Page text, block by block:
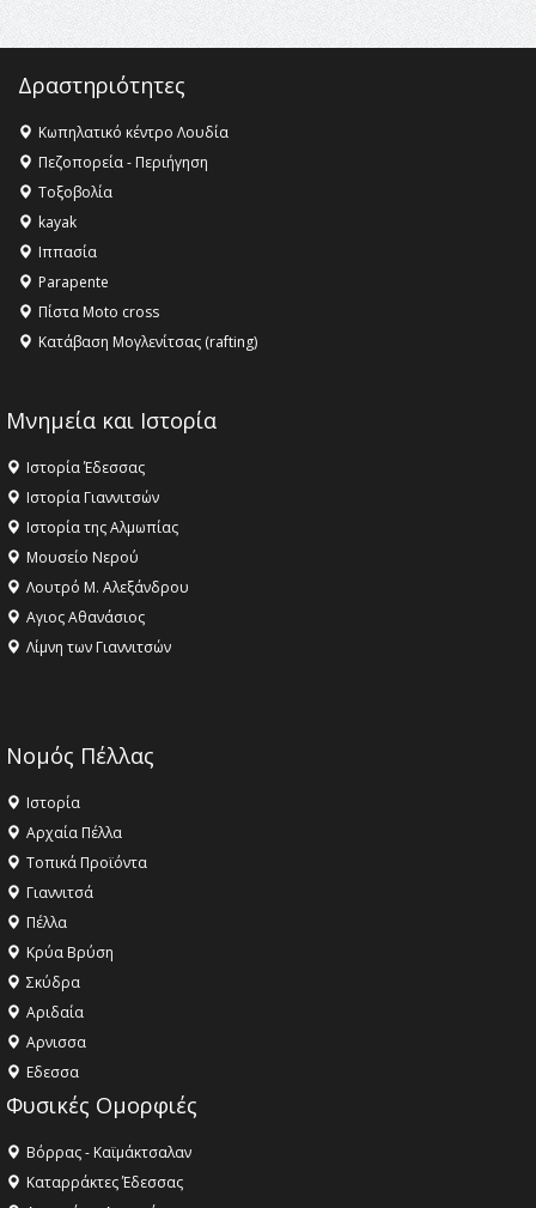
16:18 - ΕΝΟΡΙΑΚΕΣ ΚΑΛΟΚΑΙΡΙΝΕΣ ΔΡΑΣΕΙΣ ΓΙΑ ΠΑΙΔΙΑ
ΣΤΗΝ ΕΔΕΣΣΑ
Δραστηριότητες
Κωπηλατικό κέντρο Λουδία
Πεζοπορεία - Περιήγηση
Τοξοβολία
kayak
Ιππασία
Parapente
Πίστα Moto cross
Κατάβαση Μογλενίτσας (rafting)
Μνημεία και Ιστορία
Ιστορία Έδεσσας
Ιστορία Γιαννιτσών
Ιστορία της Αλμωπίας
Μουσείο Νερού
Λουτρό Μ. Αλεξάνδρου
Αγιος Αθανάσιος
Λίμνη των Γιαννιτσών
Νομός Πέλλας
Ιστορία
Αρχαία Πέλλα
Τοπικά Προϊόντα
Γιαννιτσά
Πέλλα
Κρύα Βρύση
Σκύδρα
Αριδαία
Aρνισσα
Eδεσσα
Φυσικές Ομορφιές
Βόρρας - Καϊμάκτσαλαν
Καταρράκτες Έδεσσας